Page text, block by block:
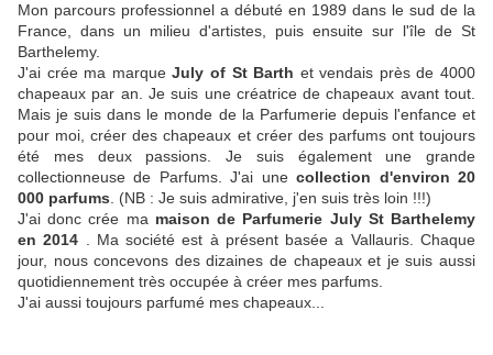
Mon parcours professionnel a débuté en 1989 dans le sud de la
France, dans un milieu d'artistes, puis ensuite sur l'île de St
Barthelemy.
J'ai crée ma marqueJuly of St Barth et vendais près de 4000
chapeaux par an. Je suis une créatrice de chapeaux avant tout.
Mais je suis dans le monde de la Parfumerie depuis l'enfance et
pour moi, créer des chapeaux et créer des parfums ont toujours
été mes deux passions. Je suis également une grande
collectionneuse de Parfums. J'ai unecollection d'environ 20
000 parfums . (NB : Je suis admirative, j'en suis très loin !!!)
J'ai donc crée ma maison de Parfumerie July St Barthelemy
en 2014 . Ma société est à présent basée a Vallauris. Chaque
jour, nous concevons des dizaines de chapeaux et je suis aussi
quotidiennement très occupée à créer mes parfums.
J'ai aussi toujours parfumé mes chapeaux...